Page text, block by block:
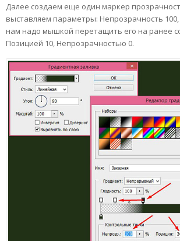
Далее создаем еще один маркер
выставляем параметры: Непрозрачность
нам надо мышкой перетащить его на ранее
Позицией 10, Непрозрачностью 0.